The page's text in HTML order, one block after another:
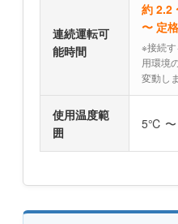
連続運転可
能時間
約 2.2
〜 定
※接続
用環境
変動し
使用温度範
囲
5℃